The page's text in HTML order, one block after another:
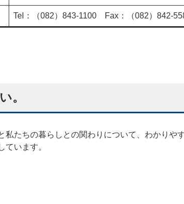
Tel：（082）843-1100 Fax：（082）842-
。
私たちの暮らしとの関わりについて、わかりや
います。